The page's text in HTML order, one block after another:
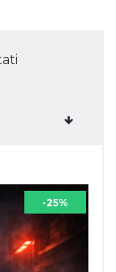
-25%